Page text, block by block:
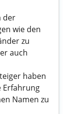
der
wie den
zu
auch
haben
Erfahrung
Namen zu